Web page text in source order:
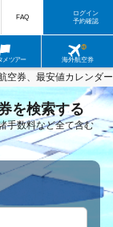
メツアー 海外航空券
FAQ
ログイン
予約確認
空券、最安値カレンダー
を検索する
手数料など全て含む